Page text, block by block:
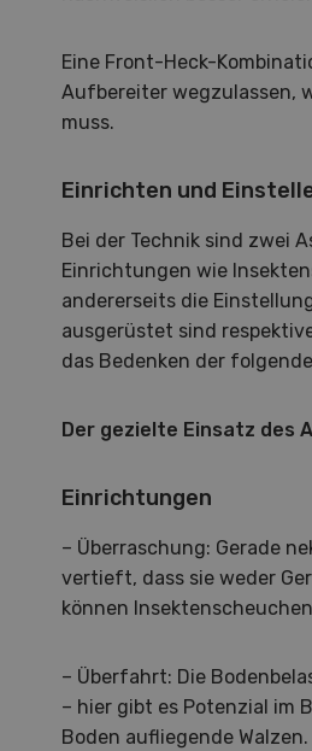
Eine Front-Heck-
Aufbereiter wegzulassen,
muss.
Einrichten und
Bei der Technik sind zwei
Einrichtungen wie
andererseits die
ausgerüstet sind
das Bedenken der
Der gezielte Einsatz des
Einrichtungen
– Überraschung: Gerade
vertieft, dass sie weder
können
– Überfahrt: Die
– hier gibt es Potenzial im
Boden aufliegende Walzen.